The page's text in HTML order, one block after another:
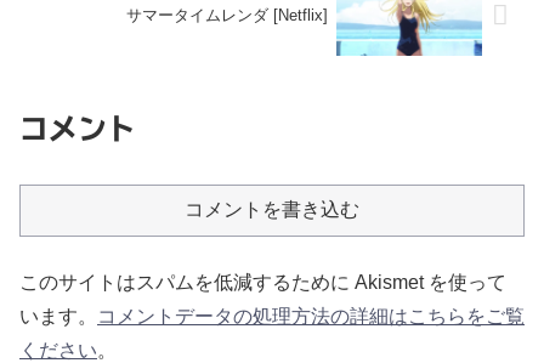
サマータイムレンダ [Netflix]
コメント
コメントを書き込む
このサイトはスパムを低減するために Akismet を使って
います。
コメントデータの処理方法の詳細はこちらをご覧
ください。